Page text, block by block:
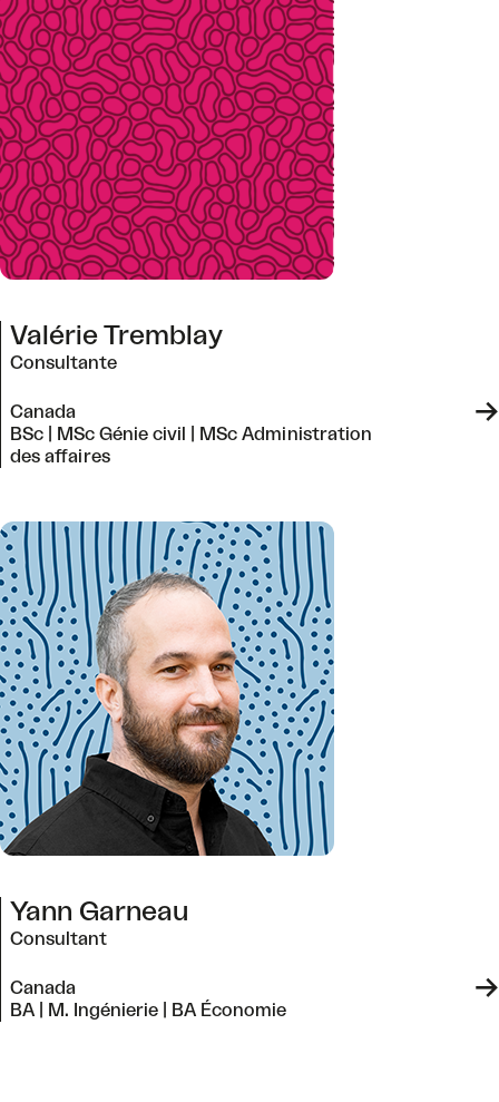
Valérie Tremblay
Consultante
Canada
BSc | MSc Génie civil | MSc Administration
des affaires
->
Yann Garneau
Consultant
Canada
BA | M. Ingénierie | BA Économie
->